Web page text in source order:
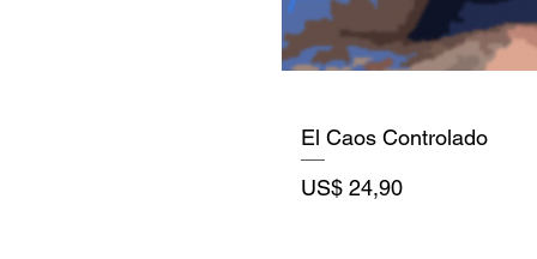
El Caos Controlado
Precio
US$ 24,90